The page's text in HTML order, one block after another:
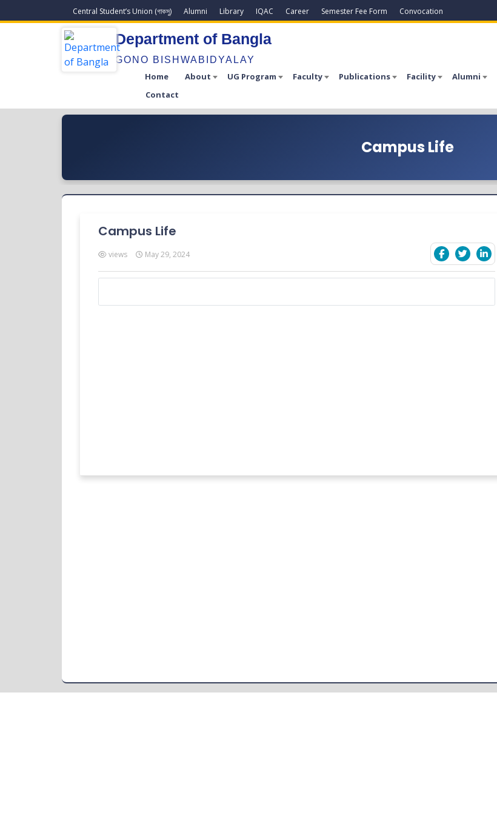
Central Student’s Union (গাকসু) Alumni Library IQAC Career Semester Fee Form Convocation
Department of Bangla
GONO BISHWABIDYALAY
Home About UG Program Faculty Publications Facility Alumni
Contact
Campus Life
Campus Life
views May 29, 2024